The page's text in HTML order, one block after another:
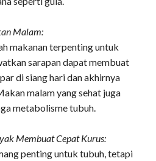
Malam:
makanan terpenting untuk
sarapan dapat membuat
di siang hari dan akhirnya
malam yang sehat juga
metabolisme tubuh.
Membuat Cepat Kurus:
penting untuk tubuh, tetapi